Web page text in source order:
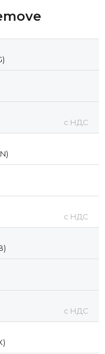
с НДС
с НДС
с НДС